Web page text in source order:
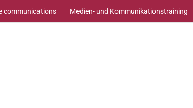
communications Medien- und Kommunikationstraining